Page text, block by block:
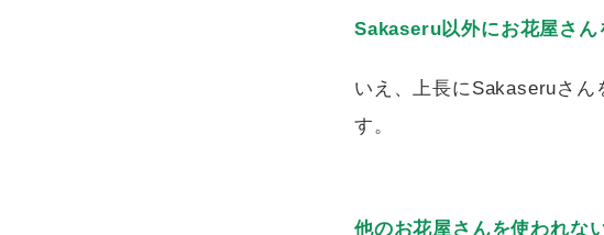
Sakaseru以外にお花屋さん
いえ、上長にSakaseruさ
す。
他のお花屋さんを使われな